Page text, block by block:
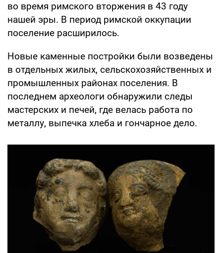
во время римского вторжения в 43 году
нашей эры. В период римской оккупации
поселение расширилось.
Новые каменные постройки были возведены
в отдельных жилых, сельскохозяйственных и
промышленных районах поселения. В
последнем археологи обнаружили следы
мастерских и печей, где велась работа по
металлу, выпечка хлеба и гончарное дело.